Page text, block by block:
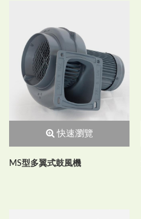
快速瀏覽
MS型多翼式鼓風機